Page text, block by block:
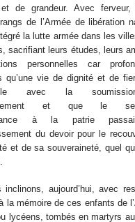
et de grandeur. Avec
de l’Armée de libération
la lutte armée dans les
sacrifiant leurs études, leurs
personnelles car
qu’une vie de dignité et de
avec la
et que le
à la patrie
du devoir pour le
et de sa souveraineté, quel
inclinons, aujourd’hui, avec
la mémoire de ces enfants de
lycéens, tombés en martyrs